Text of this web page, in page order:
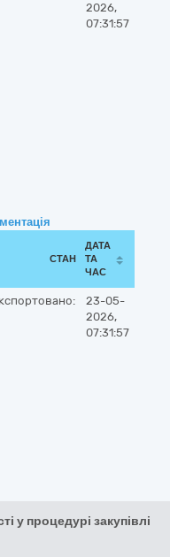
2026,
07:31:57
СТАН
ДАТА
ТА
ЧАС
23-05-
2026,
07:31:57
у процедурі закупівлі